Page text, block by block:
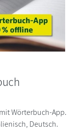
Wörterbuch-App.
Deutsch.